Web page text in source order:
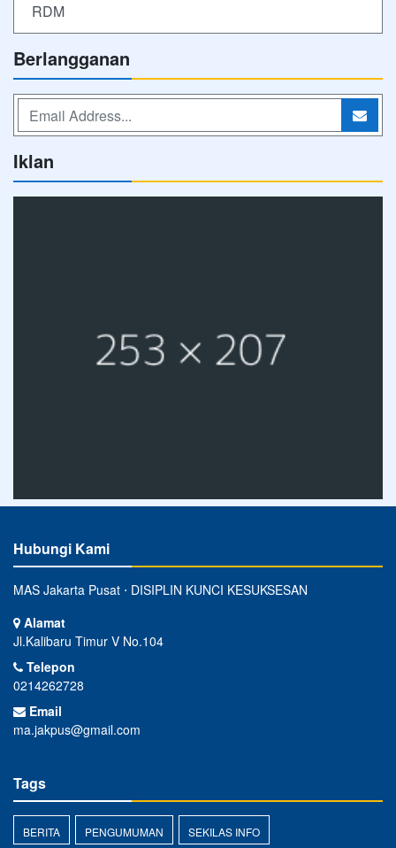
RDM
Berlangganan
Iklan
Hubungi Kami
MAS Jakarta Pusat ⋅ DISIPLIN KUNCI KESUKSESAN
Alamat
Jl.Kalibaru Timur V No.104
Telepon
0214262728
Email
ma.jakpus@gmail.com
Tags
BERITA PENGUMUMAN SEKILAS INFO